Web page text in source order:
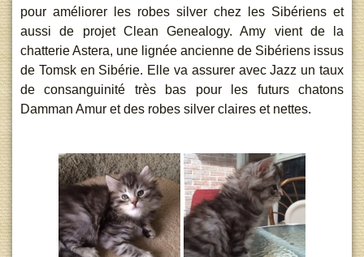
pour améliorer les robes silver chez les Sibériens et
aussi de projet Clean Genealogy. Amy vient de la
chatterie Astera, une lignée ancienne de Sibériens issus
de Tomsk en Sibérie. Elle va assurer avec Jazz un taux
de consanguinité très bas pour les futurs chatons
Damman Amur et des robes silver claires et nettes.